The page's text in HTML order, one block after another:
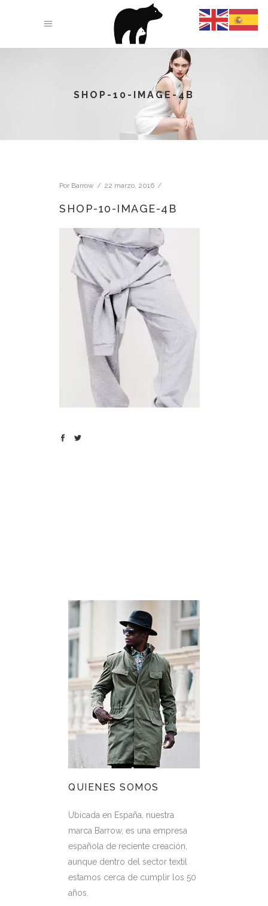
SHOP-10-IMAGE-4B
Por Barrow 22 marzo, 2016
SHOP-10-IMAGE-4B
QUIENES SOMOS
Ubicada en España, nuestra
marca Barrow, es una empresa
española de reciente creación,
aunque dentro del sector textil
estamos cerca de cumplir los 50
años.